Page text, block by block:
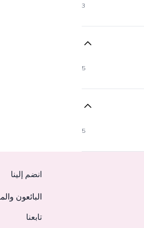
3
5
5
انضم إلينا
البائعون
تابعنا